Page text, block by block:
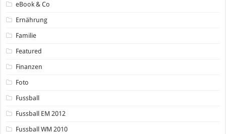
eBook & Co
Ernährung
Familie
Featured
Finanzen
Foto
Fussball
Fussball EM 2012
Fussball WM 2010